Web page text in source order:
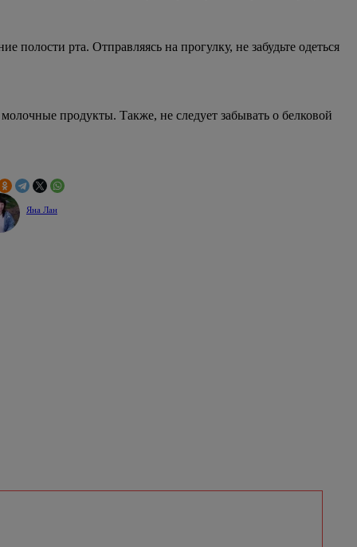
рта. Отправляясь на прогулку, не забудьте одеться
продукты. Также, не следует забывать о белковой
Яна Лан